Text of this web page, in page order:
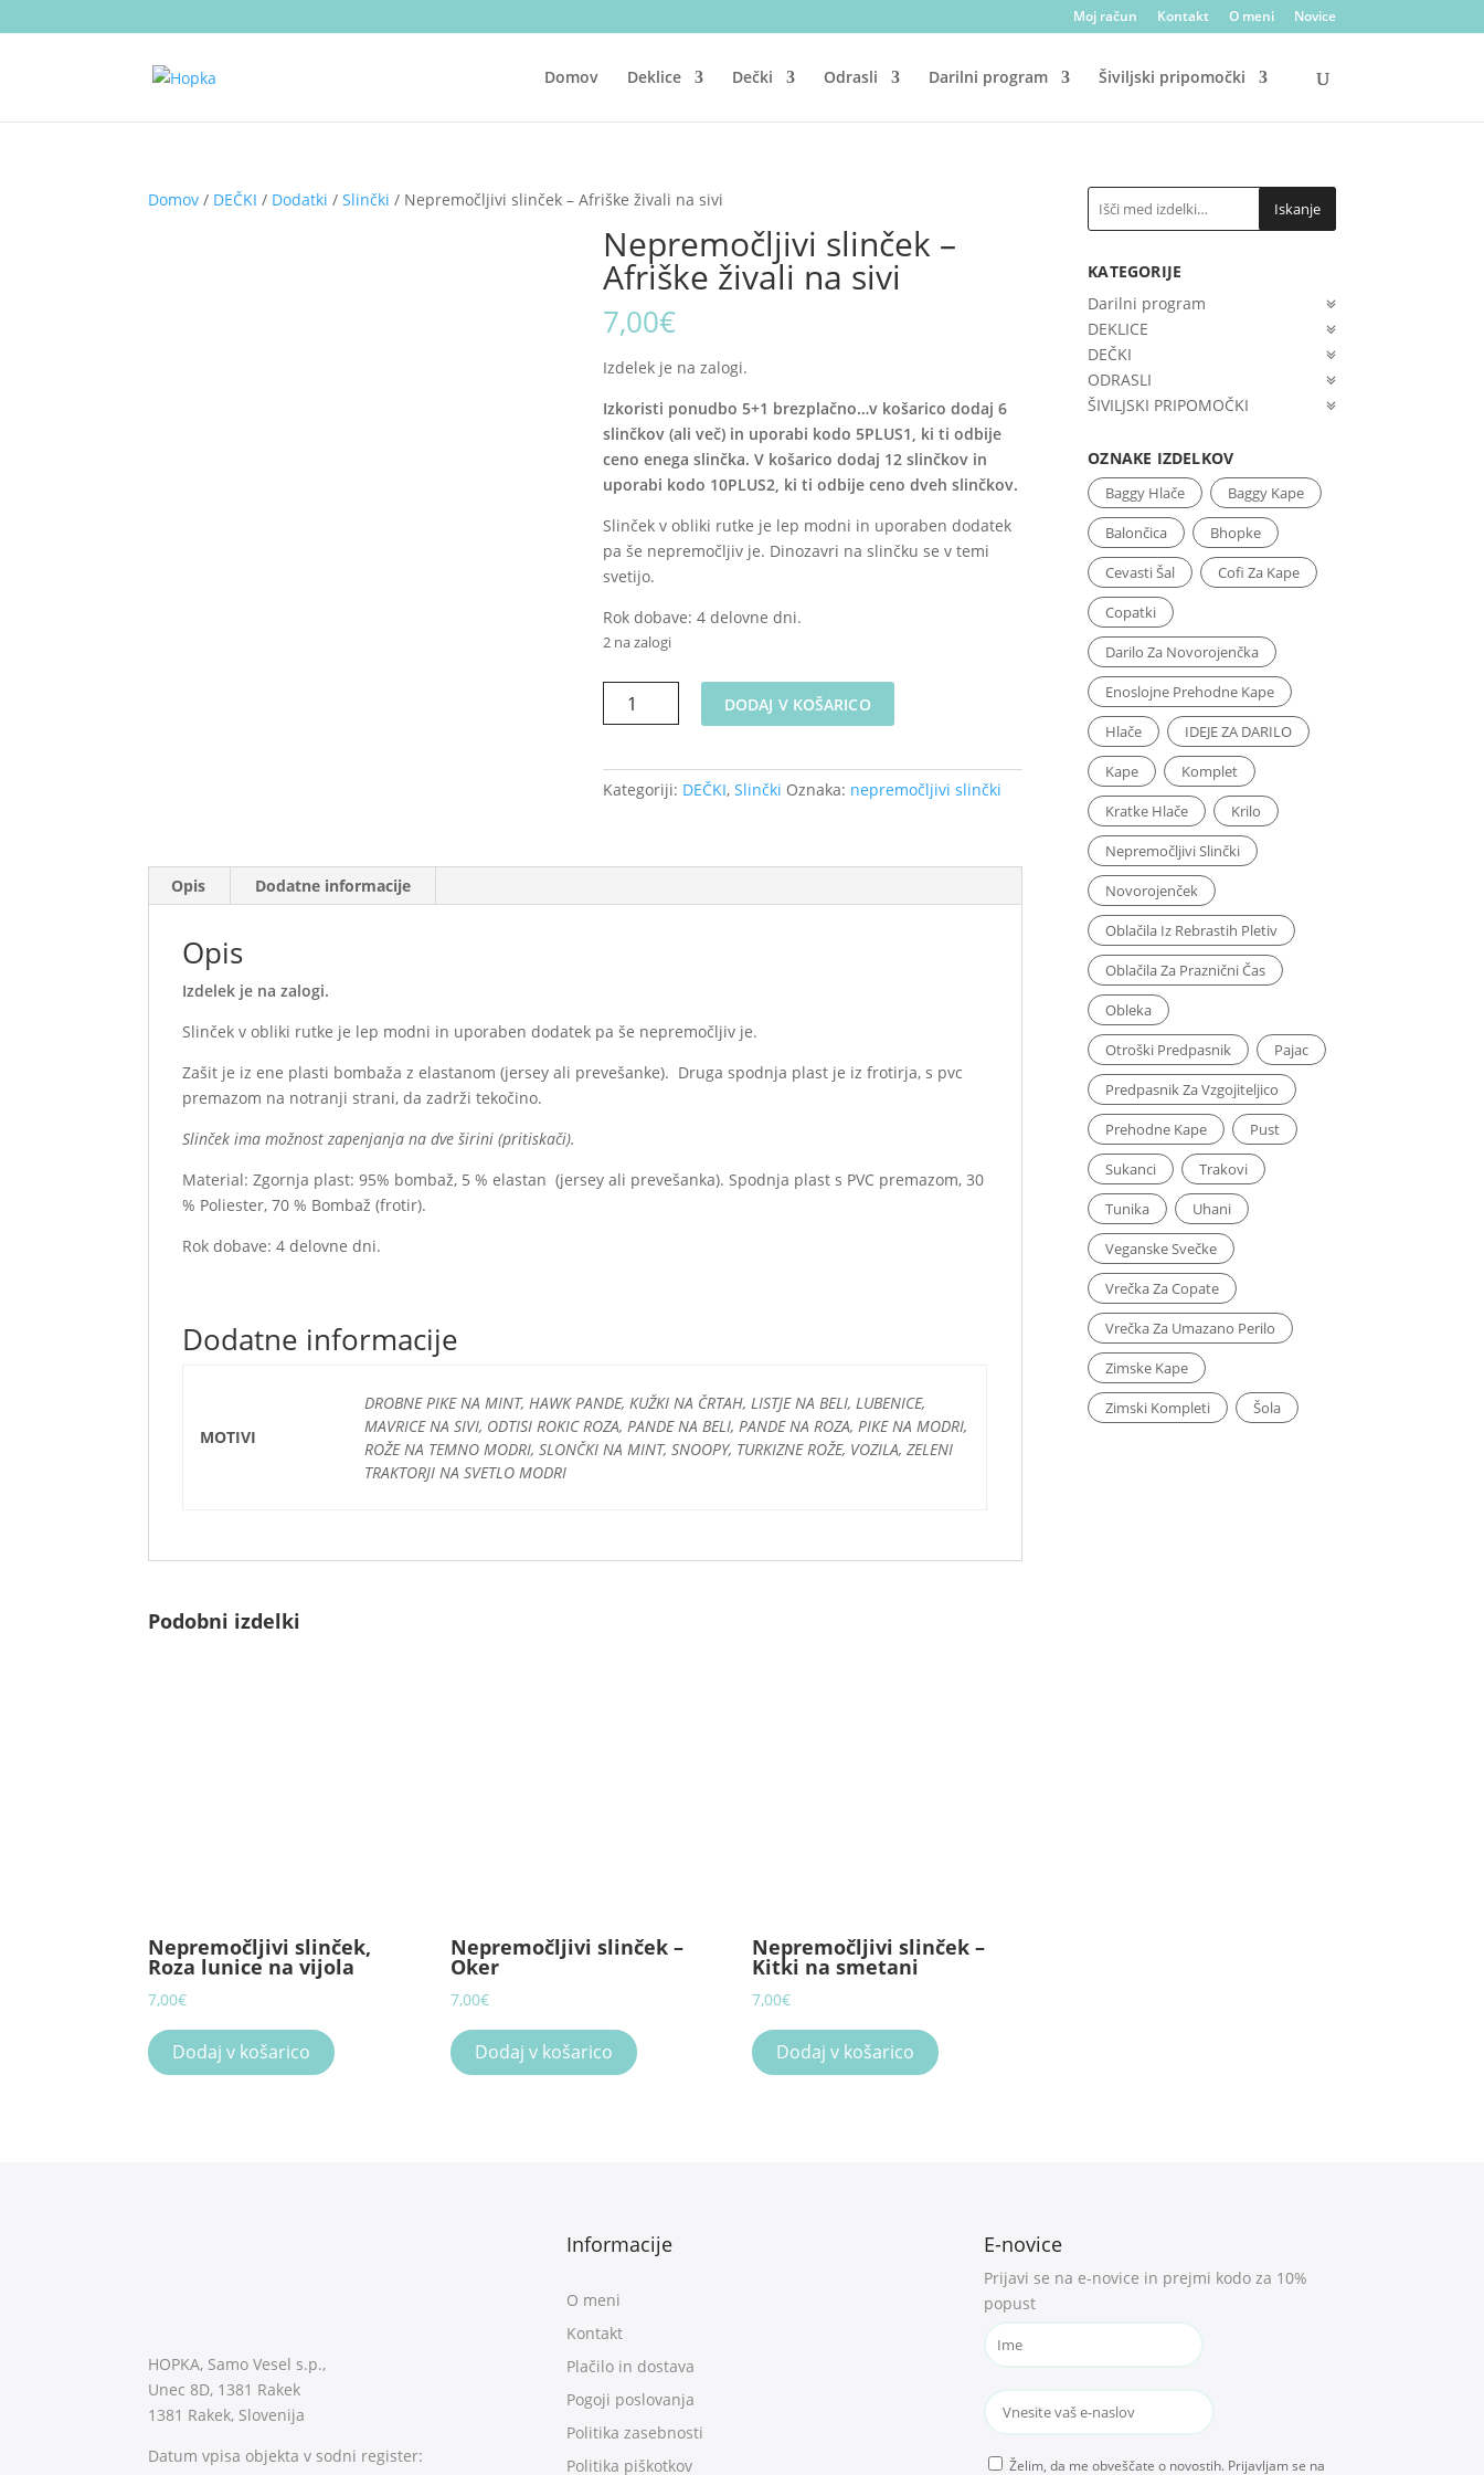
Moj račun Kontakt O meni Novice
Domov Deklice Dečki Odrasli Darilni program Šiviljski pripomočki
Domov / DEČKI / Dodatki /Slinčki / Nepremočljivi slinček – Afriške živali na sivi
Nepremočljivi slinček –
Afriške živali na sivi
7,00€
Izdelek je na zalogi.
Izkoristi ponudbo 5+1 brezplačno…v košarico dodaj 6
slinčkov (ali več) in uporabi kodo 5PLUS1, ki ti odbije
ceno enega slinčka. V košarico dodaj 12 slinčkov in
uporabi kodo 10PLUS2, ki ti odbije ceno dveh slinčkov.
Slinček v obliki rutke je lep modni in uporaben dodatek
pa še nepremočljiv je. Dinozavri na slinčku se v temi
svetijo.
Rok dobave: 4 delovne dni.
2 na zalogi
Nepremočljivi
slinček
Afriške
živali
količina
DODAJ V KOŠARICO
Kategoriji: DEČKI,Slinčki Oznaka: nepremočljivi slinčki
Opis Dodatne informacije
Opis
Izdelek je na zalogi.
Slinček v obliki rutke je lep modni in uporaben dodatek pa še nepremočljiv je.
Zašit je iz ene plasti bombaža z elastanom (jersey ali prevešanke). Druga spodnja plast je iz frotirja, s pvc
premazom na notranji strani, da zadrži tekočino.
Slinček ima možnost zapenjanja na dve širini (pritiskači).
Material: Zgornja plast: 95% bombaž, 5 % elastan (jersey ali prevešanka). Spodnja plast s PVC premazom, 30
% Poliester, 70 % Bombaž (frotir).
Rok dobave: 4 delovne dni.
Dodatne informacije
MOTIVI
DROBNE PIKE NA MINT, HAWK PANDE, KUŽKI NA ČRTAH, LISTJE NA BELI, LUBENICE,
MAVRICE NA SIVI, ODTISI ROKIC ROZA, PANDE NA BELI, PANDE NA ROZA, PIKE NA MODRI,
ROŽE NA TEMNO MODRI, SLONČKI NA MINT, SNOOPY, TURKIZNE ROŽE, VOZILA, ZELENI
TRAKTORJI NA SVETLO MODRI
Podobni izdelki
Nepremočljivi slinček,
Roza lunice na vijola
7,00€
Dodaj v košarico
Nepremočljivi slinček –
Oker
7,00€
Dodaj v košarico
Nepremočljivi slinček –
Kitki na smetani
7,00€
Dodaj v košarico
Iskanje
KATEGORIJE
Darilni program
DEKLICE
DEČKI
ODRASLI
ŠIVILJSKI PRIPOMOČKI
OZNAKE IZDELKOV
Baggy Hlače
Baggy Kape
Balončica
Bhopke
Cevasti Šal
Cofi Za Kape
Copatki
Darilo Za Novorojenčka
Enoslojne Prehodne Kape
Hlače
IDEJE ZA DARILO
Kape
Komplet
Kratke Hlače
Krilo
Nepremočljivi Slinčki
Novorojenček
Oblačila Iz Rebrastih Pletiv
Oblačila Za Praznični Čas
Obleka
Otroški Predpasnik
Pajac
Predpasnik Za Vzgojiteljico
Prehodne Kape
Pust
Sukanci
Trakovi
Tunika
Uhani
Veganske Svečke
Vrečka Za Copate
Vrečka Za Umazano Perilo
Zimske Kape
Zimski Kompleti
Šola
HOPKA, Samo Vesel s.p.,
Unec 8D, 1381 Rakek
1381 Rakek, Slovenija
Datum vpisa objekta v sodni register:
Informacije
O meni
Kontakt
Plačilo in dostava
Pogoji poslovanja
Politika zasebnosti
Politika piškotkov
E-novice
Prijavi se na e-novice in prejmi kodo za 10%
popust
Želim, da me obveščate o novostih. Prijavljam se na